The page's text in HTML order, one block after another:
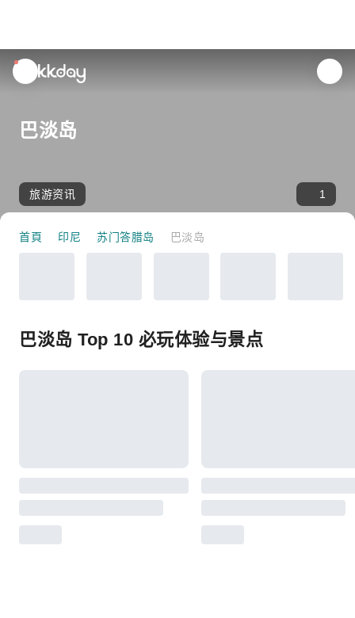
unread
notifications
巴淡岛
旅游资讯 1
首頁 印尼 苏门答腊岛 巴淡岛
巴淡岛 Top 10 必玩体验与景点